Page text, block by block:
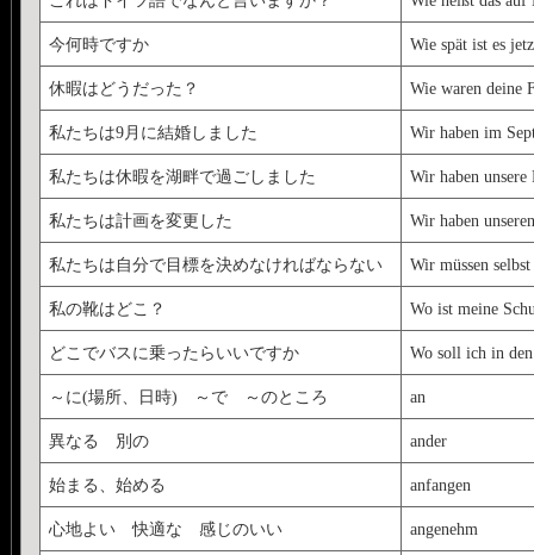
今何時ですか Wie spät ist es
休暇はどうだった？ Wie waren deine
私たちは9月に結婚しました Wir haben im
私たちは休暇を湖畔で過ごしました Wir haben unsere
私たちは計画を変更した Wir haben
私たちは自分で目標を決めなければならない Wir müssen
私の靴はどこ？ Wo ist meine
どこでバスに乗ったらいいですか Wo soll ich in
～に(場所、日時) ～で ～のところ an
異なる 別の ander
始まる、始める anfangen
心地よい 快適な 感じのいい angenehm